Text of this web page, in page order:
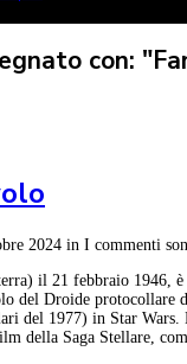
con:
2024 in I commenti
il 21 febbraio 1946, è
del Droide protocollare
del 1977) in Star Wars.
della Saga Stellare,